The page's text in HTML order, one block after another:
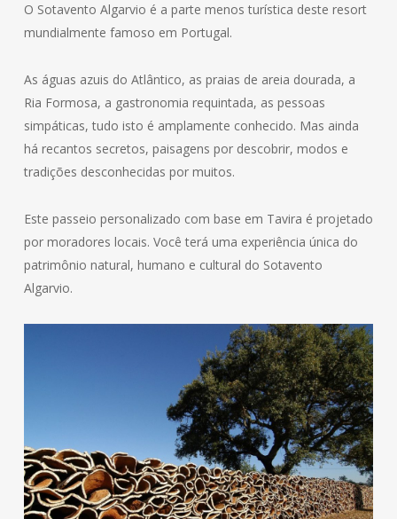
O Sotavento Algarvio é a parte menos turística deste resort
mundialmente famoso em Portugal.
As águas azuis do Atlântico, as praias de areia dourada, a
Ria Formosa, a gastronomia requintada, as pessoas
simpáticas, tudo isto é amplamente conhecido. Mas ainda
há recantos secretos, paisagens por descobrir, modos e
tradições desconhecidas por muitos.
Este passeio personalizado com base em Tavira é projetado
por moradores locais. Você terá uma experiência única do
patrimônio natural, humano e cultural do Sotavento
Algarvio.